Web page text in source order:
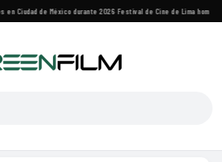
Ciudad de México durante 2026·Festival de Cine de Lima